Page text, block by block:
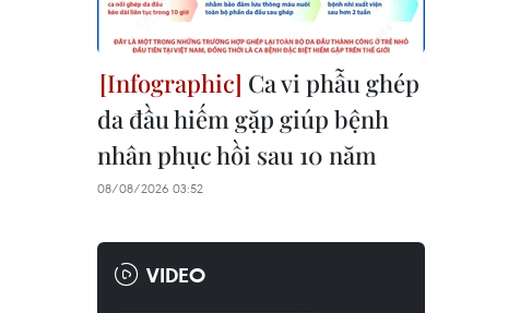
Ca vi phẫu ghép
da đầu hiếm gặp giúp bệnh
nhân phục hồi sau 10 năm
08/08/2026 03:52
VIDEO